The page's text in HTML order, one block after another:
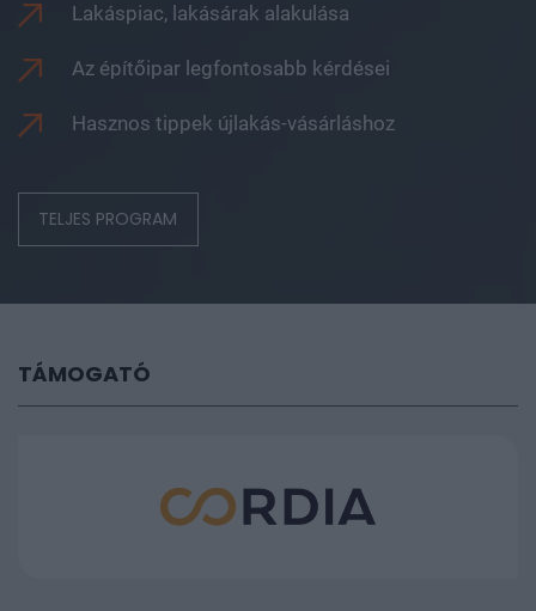
Lakáspiac, lakásárak alakulása
Az építőipar legfontosabb kérdései
Hasznos tippek újlakás-vásárláshoz
TELJES PROGRAM
TÁMOGATÓ